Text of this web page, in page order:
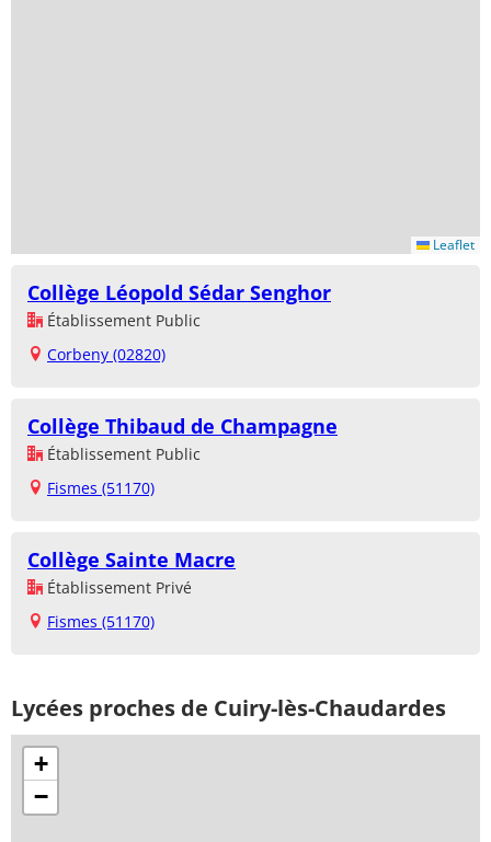
Leaflet
Collège Léopold Sédar Senghor
Établissement Public
Corbeny (02820)
Collège Thibaud de Champagne
Établissement Public
Fismes (51170)
Collège Sainte Macre
Établissement Privé
Fismes (51170)
Lycées proches de Cuiry-lès-Chaudardes
+
−